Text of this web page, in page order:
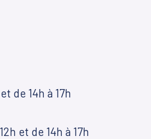
de 14h à 17h
et de 14h à 17h